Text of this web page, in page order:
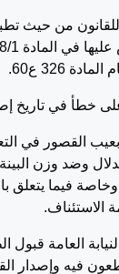
للقانون من حيث
326 ع60.
القصور في
وضد وزن
فيما يتعلق
الاستئناف.
العامة
فيه وإصدار